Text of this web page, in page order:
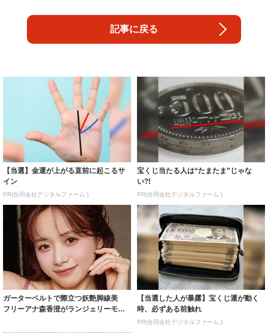
記事に戻る
【当選】金運が上がる直前に起こるサ
イン
PR(合同会社デジタルファーム )
宝くじ当たる人は“たまたま”じゃな
い?!
PR(合同会社デジタルファーム )
ガーターベルトで際立つ妖艶脚線美
フリーアナ森香澄がランジェリーモデ
【当選した人が暴露】宝くじ運が動く
時、必ずある前触れ
PR(合同会社デジタルファーム )